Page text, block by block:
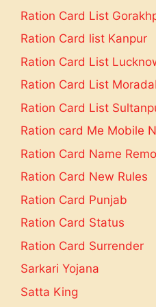
Ration Card List
Ration Card list Kanpur
Ration Card List
Ration Card List
Ration Card List
Ration card Me Mobile
Ration Card Name
Ration Card New Rules
Ration Card Punjab
Ration Card Status
Ration Card Surrender
Sarkari Yojana
Satta King